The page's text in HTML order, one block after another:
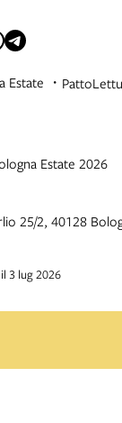
Estate
Estate 2026
25/2, 40128
3 lug 2026